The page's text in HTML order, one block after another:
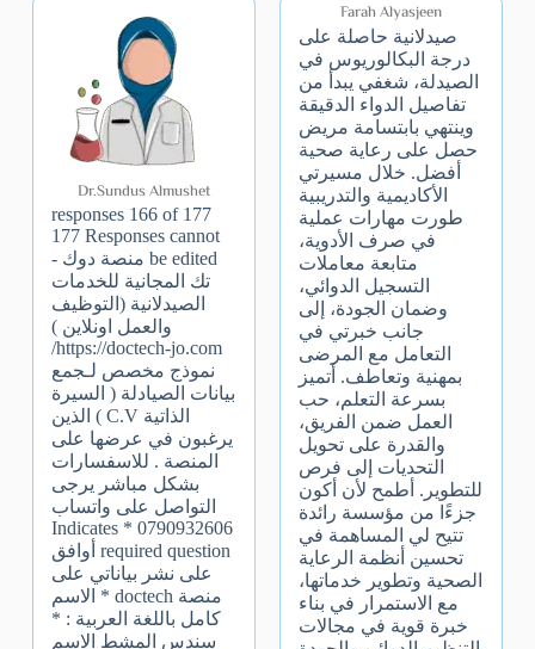
Farah Alyasjeen
صيدلانية حاصلة على
درجة البكالوريوس في
الصيدلة، شغفي يبدأ من
تفاصيل الدواء الدقيقة
وينتهي بابتسامة مريض
حصل على رعاية صحية
أفضل. خلال مسيرتي
الأكاديمية والتدريبية
طورت مهارات عملية
في صرف الأدوية،
متابعة معاملات
التسجيل الدوائي،
وضمان الجودة، إلى
جانب خبرتي في
التعامل مع المرضى
بمهنية وتعاطف. أتميز
بسرعة التعلم، حب
العمل ضمن الفريق،
والقدرة على تحويل
التحديات إلى فرص
للتطوير. أطمح لأن أكون
جزءًا من مؤسسة رائدة
تتيح لي المساهمة في
تحسين أنظمة الرعاية
الصحية وتطوير خدماتها،
مع الاستمرار في بناء
خبرة قوية في مجالات
Dr.Sundus Almushet
177 responses 166 of
177 Responses cannot
be edited منصة دوك -
تك المجانية للخدمات
الصيدلانية (التوظيف
والعمل اونلاين )
https://doctech-jo.com/
نموذج مخصص لـجمع
بيانات الصيادلة ( السيرة
الذاتية C.V ) الذين
يرغبون في عرضها على
المنصة . للاسفسارات
بشكل مباشر يرجى
التواصل على واتساب
0790932606 * Indicates
required question أوافق
على نشر بياناتي على
منصة doctech * الاسم
كامل باللغة العربية : *
سندس المشط الاسم